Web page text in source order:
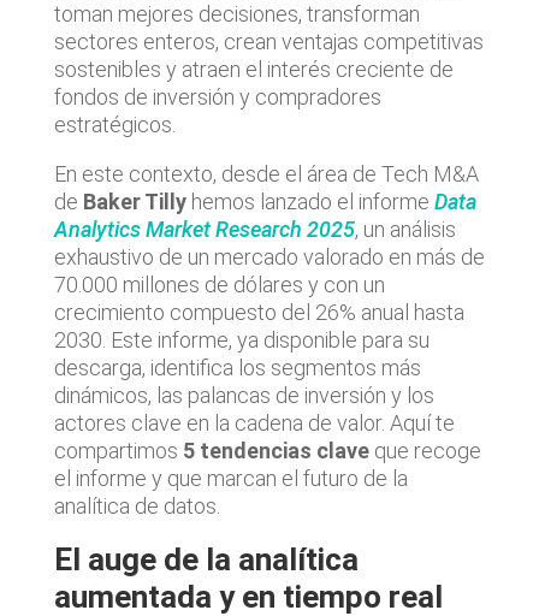
toman mejores decisiones, transforman
sectores enteros, crean ventajas competitivas
sostenibles y atraen el interés creciente de
fondos de inversión y compradores
estratégicos.
En este contexto, desde el área de Tech M&A
de Baker Tillyhemos lanzado el informe Data
Analytics Market Research 2025, un análisis
exhaustivo de un mercado valorado en más de
70.000 millones de dólares y con un
crecimiento compuesto del 26% anual hasta
2030. Este informe, ya disponible para su
descarga, identifica los segmentos más
dinámicos, las palancas de inversión y los
actores clave en la cadena de valor. Aquí te
compartimos 5 tendencias claveque recoge
el informe y que marcan el futuro de la
analítica de datos.
El auge de la analítica
aumentada y en tiempo real